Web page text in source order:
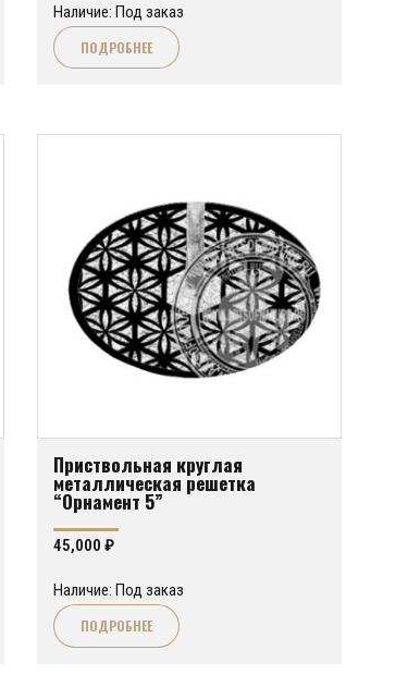
Наличие: Под заказ
ПОДРОБНЕЕ
Приствольная круглая
металлическая решетка
“Орнамент 5”
45,000 ₽
Наличие: Под заказ
ПОДРОБНЕЕ